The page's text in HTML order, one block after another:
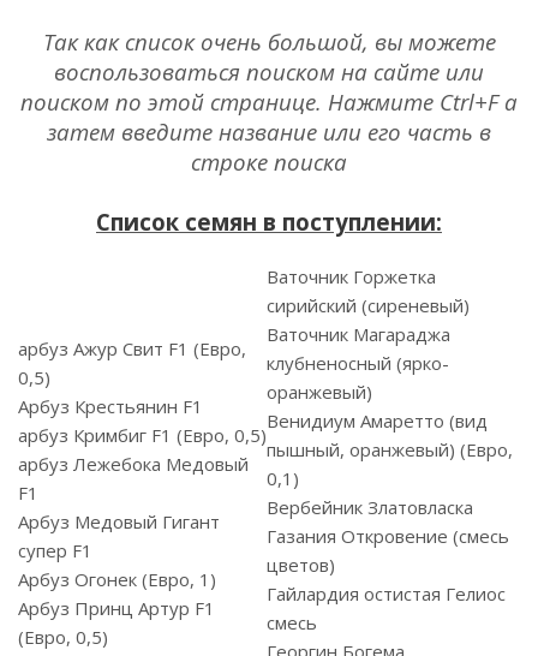
Так как список очень большой, вы можете
воспользоваться поиском на сайте или
поиском по этой странице. Нажмите Ctrl+F а
затем введите название или его часть в
строке поиска
Список семян в поступлении:
арбуз Ажур Свит F1 (Евро,
0,5)
Арбуз Крестьянин F1
арбуз Кримбиг F1 (Евро, 0,5)
арбуз Лежебока Медовый
F1
Арбуз Медовый Гигант
супер F1
Арбуз Огонек (Евро, 1)
Арбуз Принц Артур F1
(Евро, 0,5)
Ваточник Горжетка
сирийский (сиреневый)
Ваточник Магараджа
клубненосный (ярко-
оранжевый)
Венидиум Амаретто (вид
пышный, оранжевый) (Евро,
0,1)
Вербейник Златовласка
Газания Откровение (смесь
цветов)
Гайлардия остистая Гелиос
смесь